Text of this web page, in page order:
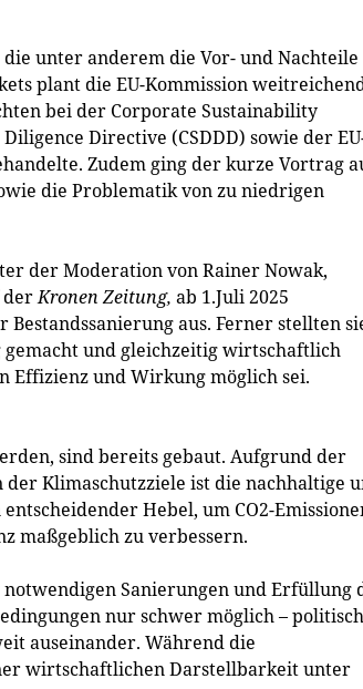
unter anderem die Vor- und Nachteile
plant die EU-Kommission
bei der Corporate Sustainability
Directive (CSDDD) sowie der
Zudem ging der kurze Vortrag
die Problematik von zu niedrigen
der Moderation von Rainer Nowak,
derKronen Zeitung, ab 1.Juli 2025
aus. Ferner stellten
gemacht und gleichzeitig wirtschaftlich
Effizienz und Wirkung möglich sei.
sind bereits gebaut. Aufgrund der
der Klimaschutzziele ist die nachhaltige
Hebel, um CO2-
maßgeblich zu verbessern.
notwendigen Sanierungen und Erfüllung
nur schwer möglich –
auseinander. Während die
wirtschaftlichen Darstellbarkeit unter